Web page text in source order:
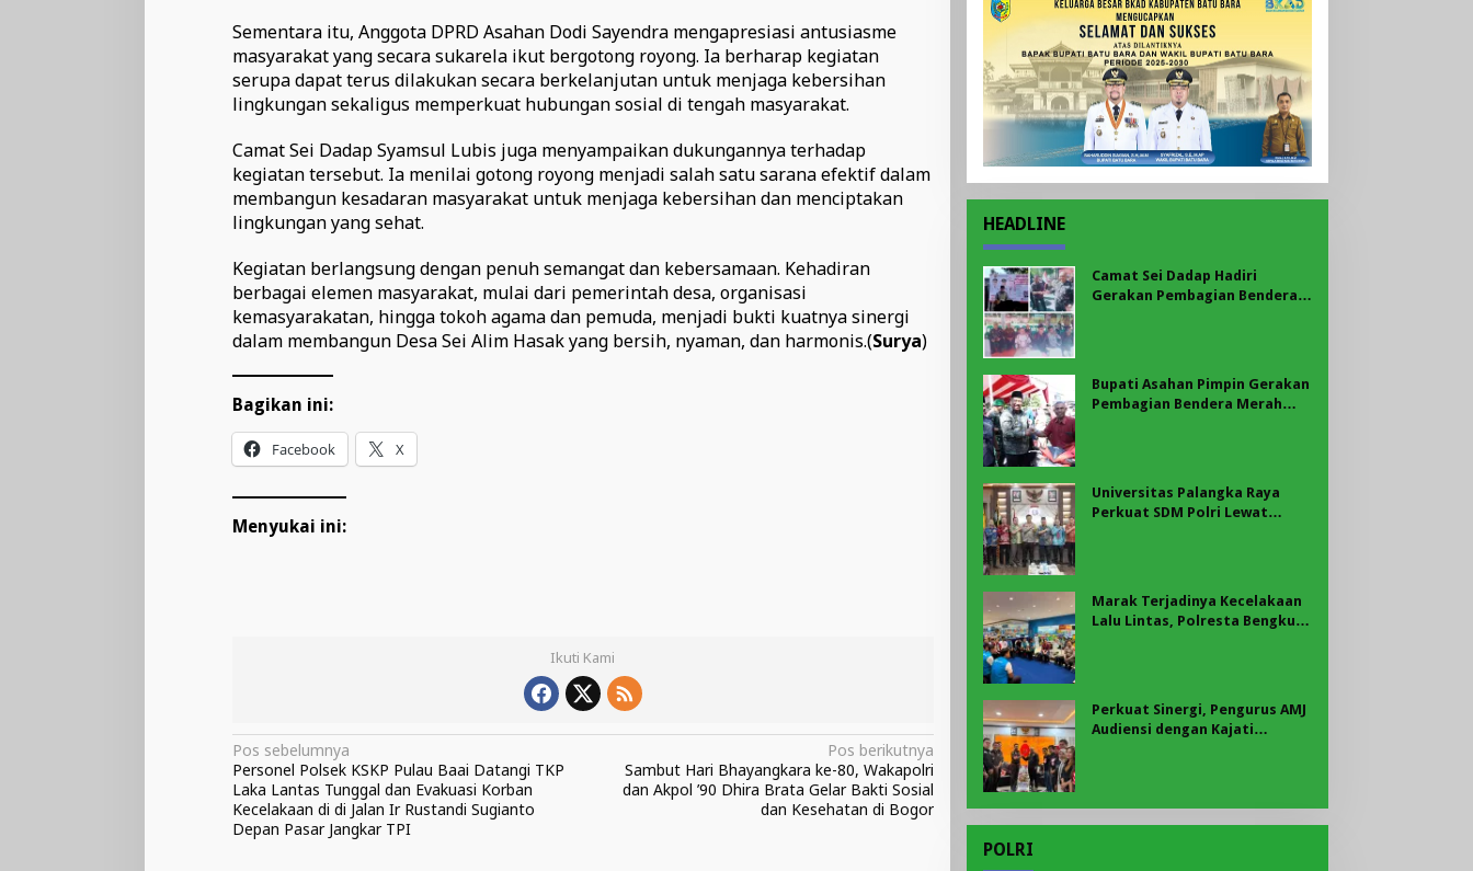
Sementara itu, Anggota DPRD Asahan Dodi Sayendra mengapresiasi antusiasme
masyarakat yang secara sukarela ikut bergotong royong. Ia berharap kegiatan
serupa dapat terus dilakukan secara berkelanjutan untuk menjaga kebersihan
lingkungan sekaligus memperkuat hubungan sosial di tengah masyarakat.
Camat Sei Dadap Syamsul Lubis juga menyampaikan dukungannya terhadap
kegiatan tersebut. Ia menilai gotong royong menjadi salah satu sarana efektif dalam
membangun kesadaran masyarakat untuk menjaga kebersihan dan menciptakan
lingkungan yang sehat.
Kegiatan berlangsung dengan penuh semangat dan kebersamaan. Kehadiran
berbagai elemen masyarakat, mulai dari pemerintah desa, organisasi
kemasyarakatan, hingga tokoh agama dan pemuda, menjadi bukti kuatnya sinergi
dalam membangun Desa Sei Alim Hasak yang bersih, nyaman, dan harmonis.(Surya)
Bagikan ini:
Facebook X
Menyukai ini:
Ikuti Kami
Navigasi
pos
Pos sebelumnya
Personel Polsek KSKP Pulau Baai Datangi TKP
Laka Lantas Tunggal dan Evakuasi Korban
Kecelakaan di di Jalan Ir Rustandi Sugianto
Depan Pasar Jangkar TPI
Pos berikutnya
Sambut Hari Bhayangkara ke-80, Wakapolri
dan Akpol ’90 Dhira Brata Gelar Bakti Sosial
dan Kesehatan di Bogor
HEADLINE
Camat Sei Dadap Hadiri
Gerakan Pembagian Bendera
Bupati Asahan Pimpin Gerakan
Pembagian Bendera Merah
Universitas Palangka Raya
Perkuat SDM Polri Lewat
Marak Terjadinya Kecelakaan
Lalu Lintas, Polresta Bengkulu
Perkuat Sinergi, Pengurus AMJ
Audiensi dengan Kajati
POLRI